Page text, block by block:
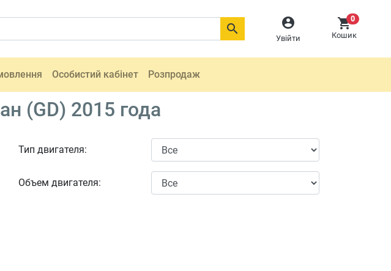

Увійти
0
Кошик

Особистий кабінет Розпродаж
(GD) 2015 года
Тип двигателя:
Объем двигателя: